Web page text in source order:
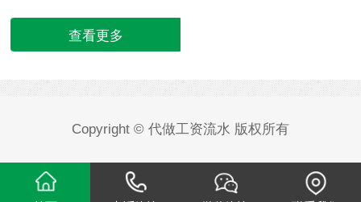
查看更多
Copyright © 代做工资流水 版权所有